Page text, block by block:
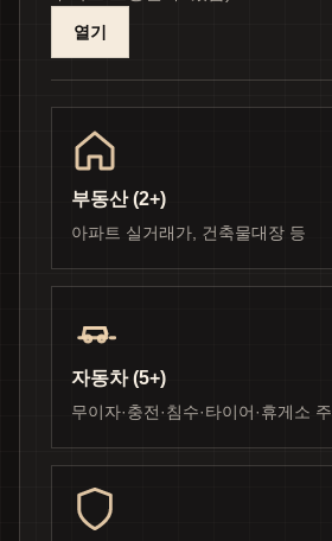
열기
부동산 (2+)
아파트 실거래가, 건축물대장 등
자동차 (5+)
무이자·충전·침수·타이어·휴게소